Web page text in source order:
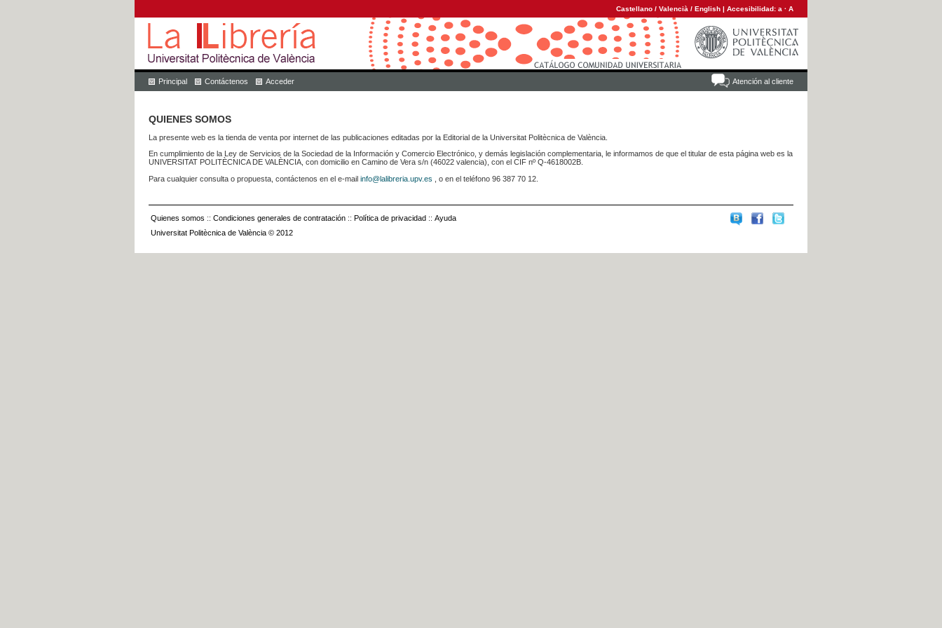
Castellano / Valencià / English | Accesibilidad: a · A
Atención al cliente
Principal Contáctenos Acceder
QUIENES SOMOS
La presente web es la tienda de venta por internet de las publicaciones editadas por la Editorial de la Universitat Politècnica de València.
En cumplimiento de la Ley de Servicios de la Sociedad de la Información y Comercio Electrónico, y demás legislación complementaria, le informamos de que el titular de esta página web es la
UNIVERSITAT POLITÈCNICA DE VALÈNCIA, con domicilio en Camino de Vera s/n (46022 valencia), con el CIF nº Q-4618002B.
Para cualquier consulta o propuesta, contáctenos en el e-mail info@lalibreria.upv.es , o en el teléfono 96 387 70 12.
Quienes somos :: Condiciones generales de contratación :: Política de privacidad :: Ayuda
Universitat Politècnica de València © 2012